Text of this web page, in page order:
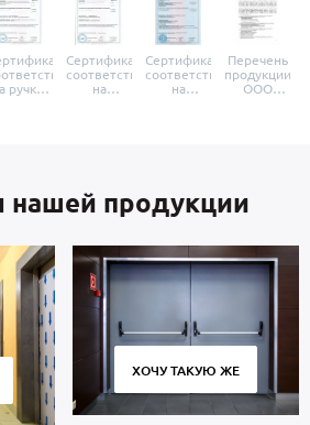
ручки-
Сертификат
соответствия
на
Сертификат
соответствия
на
Перечень
продукции
ООО
продукции
ХОЧУ ТАКУЮ ЖЕ